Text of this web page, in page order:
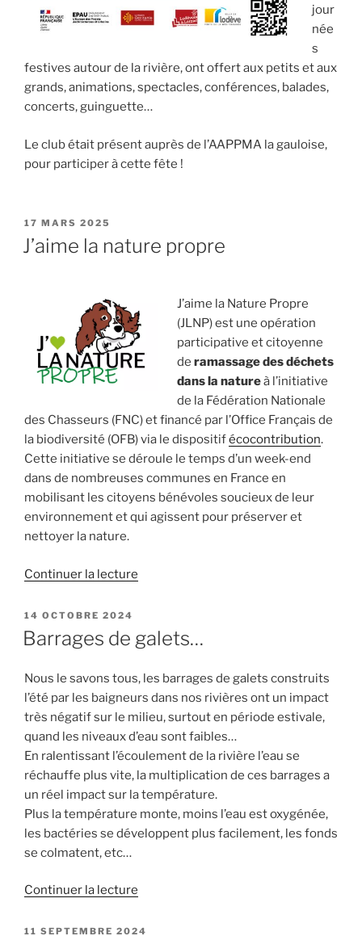
jour
née
s
festives autour de la rivière, ont offert aux petits et aux
grands, animations, spectacles, conférences, balades,
concerts, guinguette…
Le club était présent auprès de l’AAPPMA la gauloise,
pour participer à cette fête !
PUBLIÉ
LE
17 MARS 2025
J’aime la nature propre
J’aime la Nature Propre
(JLNP) est une opération
participative et citoyenne
de ramassage des déchets
dans la natureà l’initiative
de la Fédération Nationale
des Chasseurs (FNC) et financé par l’Office Français de
la biodiversité (OFB) via le dispositifécocontribution.
Cette initiative se déroule le temps d’un week-end
dans de nombreuses communes en France en
mobilisant les citoyens bénévoles soucieux de leur
environnement et qui agissent pour préserver et
nettoyer la nature.
Continuer la lecture
nature
propre »
PUBLIÉ
LE
14 OCTOBRE 2024
Barrages de galets…
Nous le savons tous, les barrages de galets construits
l’été par les baigneurs dans nos rivières ont un impact
très négatif sur le milieu, surtout en période estivale,
quand les niveaux d’eau sont faibles…
En ralentissant l’écoulement de la rivière l’eau se
réchauffe plus vite, la multiplication de ces barrages a
un réel impact sur la température.
Plus la température monte, moins l’eau est oxygénée,
les bactéries se développent plus facilement, les fonds
se colmatent, etc…
Continuer la lecture
de
PUBLIÉ
11 SEPTEMBRE 2024